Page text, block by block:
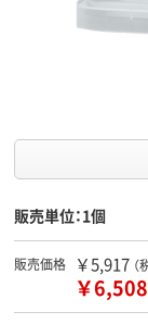
販売単位：1個
販売価格 ￥5,917 （
￥6,508